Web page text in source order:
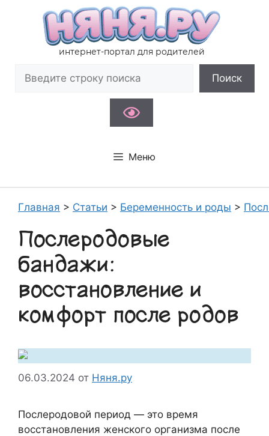
содержимому
интернет-портал для родителей
Поиск
Меню
Главная > Статьи > Беременность и роды >
Послеродовые
бандажи:
восстановление и
комфорт после родов
06.03.2024 от Няня.ру
Послеродовой период — это время
восстановления женского организма после